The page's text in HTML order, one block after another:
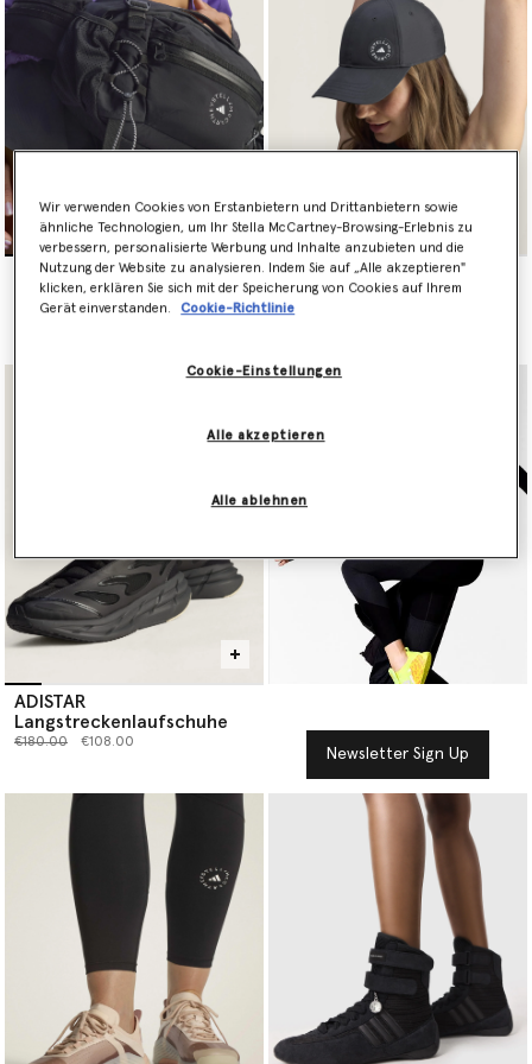
Sportgürteltasche mit
Logo
€120.00
Baseballkappe mit Logo
€50.00
ADISTAR
Langstreckenlaufschuhe
Preis reduziert von
€180.00bis€108.00
Newsletter Sign Up
Wir verwenden Cookies von Erstanbietern und Drittanbietern sowie
ähnliche Technologien, um Ihr Stella McCartney-Browsing-Erlebnis zu
verbessern, personalisierte Werbung und Inhalte anzubieten und die
Nutzung der Website zu analysieren. Indem Sie auf „Alle akzeptieren"
klicken, erklären Sie sich mit der Speicherung von Cookies auf Ihrem
Gerät einverstanden.
Cookie-Richtlinie
Cookie-Einstellungen
Alle ablehnen
Alle akzeptieren